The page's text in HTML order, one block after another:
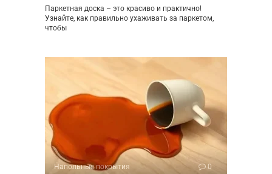
Паркетная доска – это красиво и практично!
Узнайте, как правильно ухаживать за паркетом,
чтобы
Напольные покрытия 0